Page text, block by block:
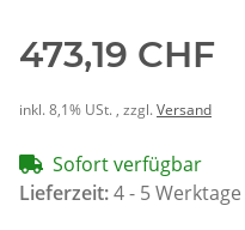
473,19 CHF
inkl. 8,1% USt. , zzgl.Versand
Sofort verfügbar
Lieferzeit:4 - 5 Werktage